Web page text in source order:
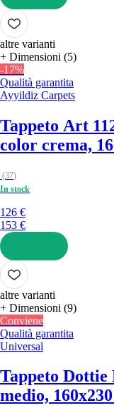
AGGIUNGI
altre varianti
+ Dimensioni (5)
-17%
Qualità garantita
Ayyildiz Carpets
Tappeto Art
color crema,
(37)
In stock
126 €
153 €
AGGIUNGI
altre varianti
+ Dimensioni (9)
Conviene
Qualità garantita
Universal
Tappeto
medio,